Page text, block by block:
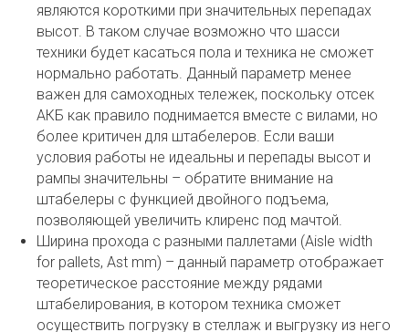
являются короткими при значительных перепадах
высот. В таком случае возможно что шасси
техники будет касаться пола и техника не сможет
нормально работать. Данный параметр менее
важен для самоходных тележек, поскольку отсек
АКБ как правило поднимается вместе с вилами, но
более критичен для штабелеров. Если ваши
условия работы не идеальны и перепады высот и
рампы значительны – обратите внимание на
штабелеры с функцией двойного подъема,
позволяющей увеличить клиренс под мачтой.
Ширина прохода с разными паллетами (Aisle width
for pallets, Ast mm) – данный параметр отображает
теоретическое расстояние между рядами
штабелирования, в котором техника сможет
осуществить погрузку в стеллаж и выгрузку из него